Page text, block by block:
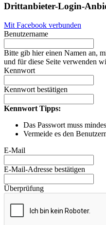
Drittanbieter-Login-
Mit Facebook verbunden
Benutzername
Bitte gib hier einen Namen an,
und für diese Seite verwenden
Kennwort
Kennwort bestätigen
Kennwort Tipps:
Das Passwort muss
Vermeide es den
E-Mail
E-Mail-Adresse bestätigen
Überprüfung